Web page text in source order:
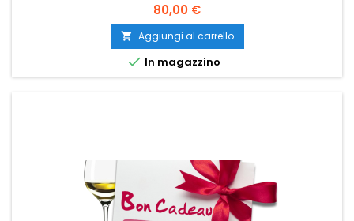
Prezzo
80,00 €
 Aggiungi al carrello
 In magazzino